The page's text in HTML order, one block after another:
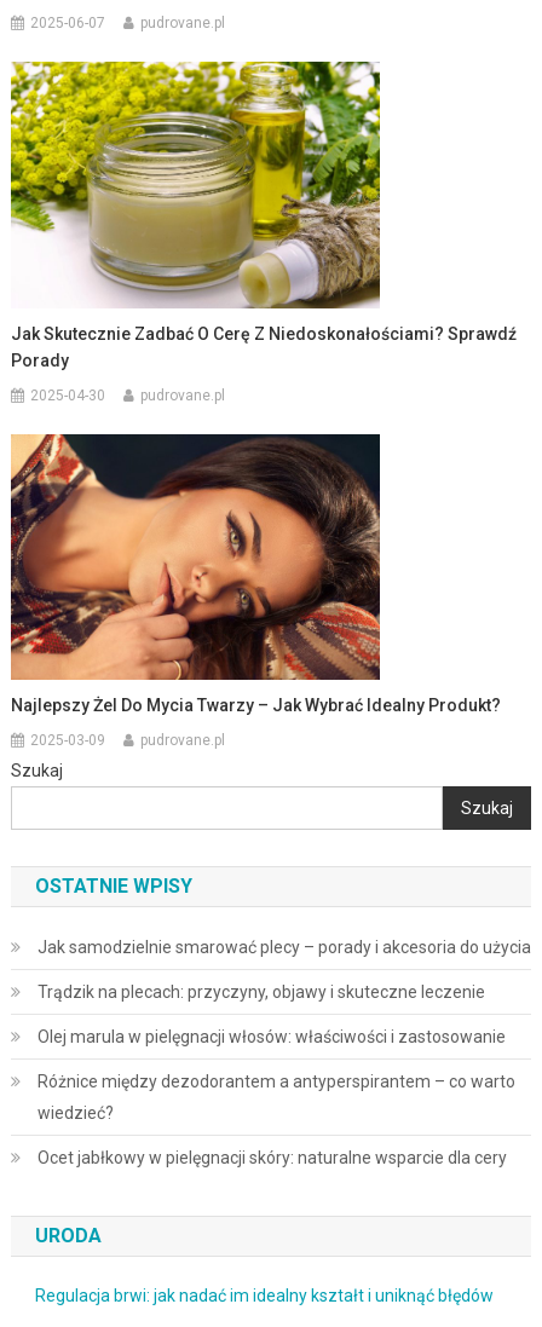
2025-06-07 pudrovane.pl
Jak Skutecznie Zadbać O Cerę Z Niedoskonałościami? Sprawdź
Porady
2025-04-30 pudrovane.pl
Najlepszy Żel Do Mycia Twarzy – Jak Wybrać Idealny Produkt?
2025-03-09 pudrovane.pl
Szukaj
Szukaj
OSTATNIE WPISY
Jak samodzielnie smarować plecy – porady i akcesoria do użycia
Trądzik na plecach: przyczyny, objawy i skuteczne leczenie
Olej marula w pielęgnacji włosów: właściwości i zastosowanie
Różnice między dezodorantem a antyperspirantem – co warto
wiedzieć?
Ocet jabłkowy w pielęgnacji skóry: naturalne wsparcie dla cery
URODA
Regulacja brwi: jak nadać im idealny kształt i uniknąć błędów